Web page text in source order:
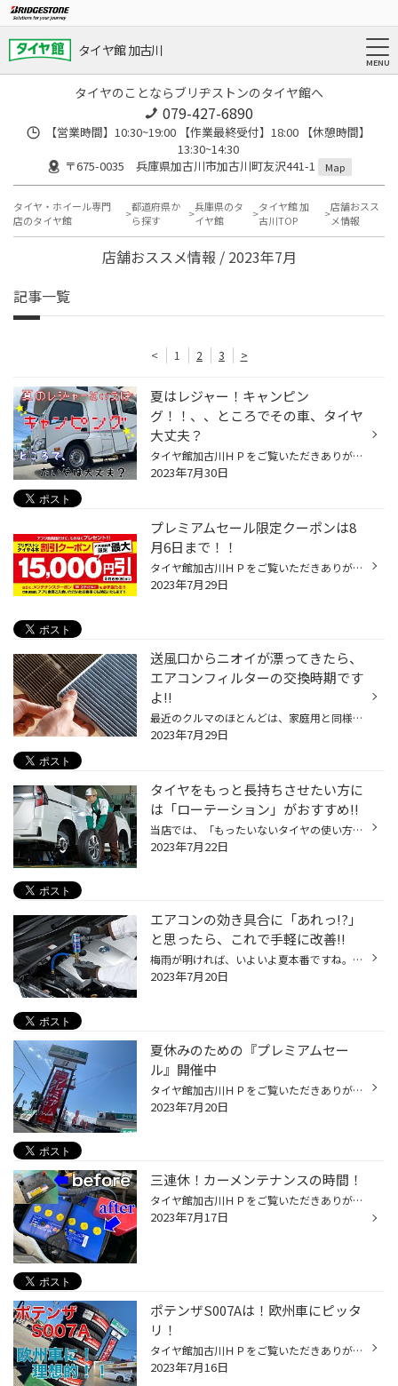
タイヤ館 加古川
タイヤのことならブリヂストンのタイヤ館へ
079-427-6890
【営業時間】10:30~19:00 【作業最終受付】18:00 【休憩時間】
13:30~14:30
〒675-0035 兵庫県加古川市加古川町友沢441-1
Map
タイヤ・ホイール専門
店のタイヤ館
都道府県か
ら探す
兵庫県のタ
イヤ館
タイヤ館 加
古川TOP
店舗おスス
メ情報
店舗おススメ情報 / 2023年7月
記事一覧
< 1 2 3 >
夏はレジャー！キャンピン
グ！！、、ところでその車、タイヤ
大丈夫？
タイヤ館加古川ＨＰをご覧いただきありがとうございます！！ さぁ夏です！！ 今年もレジャーシーズンです！！ 例えばキャンピングに行く方もおられますよね！ ところで キャンピングカーもしくは使用されてる車 タイヤ大丈夫ですか？ キャンピングカーのほとんどが前後でタイヤサイズ・本数が違いま...
2023年7月30日
プレミアムセール限定クーポンは8
月6日まで！！
タイヤ館加古川ＨＰをご覧いただきありがとうございます！！ 只今開催中の「プレミアムセール」 タイヤ購入時にご利用いただける限定クーポンを 【タイヤ館アプリ】にて配信中！！ 期間は『８月６日』まで！！ お盆休みの帰省や夏休みの旅行のクルマのタイヤメンテナンス タイヤ館加古川にお任せく...
2023年7月29日
送風口からニオイが漂ってきたら、
エアコンフィルターの交換時期です
よ!!
最近のクルマのほとんどは、家庭用と同様エアコンシステムにフィルターを備えています。快適な車内環境を実現する上で侵入させたくない花粉やダスト、排気ガス、不快な臭い等を除去し空気をクリーンにする役目を持っています。 フィルターは集塵した微粒子などで汚れますから、たとえ高性能なエアコ...
2023年7月29日
タイヤをもっと長持ちさせたい方に
は「ローテーション」がおすすめ!!
当店では、「もったいないタイヤの使い方」にならないよう、定期的な「空気圧チェック」や「アライメント測定･調整」などをおすすめしていますが、もうひとつタイヤ長持ちに効くのが「ローテーション」です。 タイヤは同じ位置に固定して長く装着していると、走り方などの影響により一部分だけが摩...
2023年7月22日
エアコンの効き具合に「あれっ!?」
と思ったら、これで手軽に改善!!
梅雨が明ければ、いよいよ夏本番ですね。最近は、長く外にいることがはばかられるくらい気温が上昇することもしばしば。日本の夏は確実に暑く、そして長くなっています。お出かけの際はもちろんですが、室内にいらっしゃるときにもこまめな水分補給をお忘れなく。 さて、そんな季節におクルマで快適...
2023年7月20日
夏休みのための『プレミアムセー
ル』開催中
タイヤ館加古川ＨＰをご覧いただきありがとうございます！！ え～大変天気も良く、陽射しが厳しいのがきついですが！ タイヤ館加古川【プレミアムセール】開催中です！ もう夏休みですよね。 今年も暑いですが、お出掛けされるのが多くなりそうですね！ なので！！ 暑さ対策ならタイヤ館加古川に！...
2023年7月20日
三連休！カーメンテナンスの時間！
タイヤ館加古川ＨＰをご覧いただきありがとうございます！ この三連休はいかがお過ごしでしょうか？ とっても、、、 あっつい！！ ピットでの作業中、汗が止まりません！！ 今回の三連休は夏休みの準備でカーメンテナンスをされる方が多かった印象ですね これだけ暑いとバッテリーに負荷がかかりま...
2023年7月17日
ポテンザS007Aは！欧州車にピッタ
リ！
タイヤ館加古川ＨＰをご覧いただきありがとうございます! 只今！ プレミアムセール開催中！！ ということで！ 【ポテンザS００７A】 交換しました！！ ここで、ひとつ。 日本車・欧州車でも同じサイズが装着されていても ちょっとした違いがあったりします！ 例えば サイズが２２５/４０R１８で 日...
2023年7月16日